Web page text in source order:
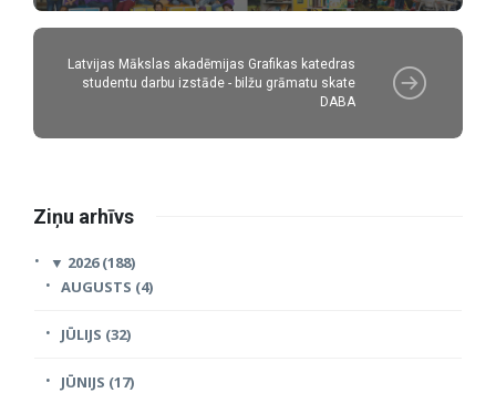
Latvijas Mākslas akadēmijas Grafikas katedras
studentu darbu izstāde - bilžu grāmatu skate
DABA
Ziņu arhīvs
▼ 2026 (188)
AUGUSTS (4)
JŪLIJS (32)
JŪNIJS (17)